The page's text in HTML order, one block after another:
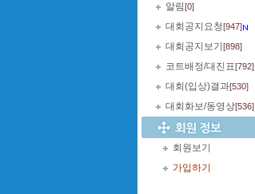
알림[0]
대회공지요청[947]
대회공지보기 [898]
코트배정/대진표[792]
대회(입상)결과[530]
대회화보/동영상[536]
회원보기
가입하기